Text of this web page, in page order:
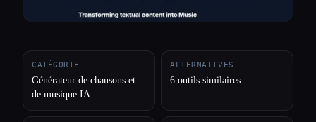
CATÉGORIE
Générateur de chansons et
de musique IA
ALTERNATIVES
6 outils similaires